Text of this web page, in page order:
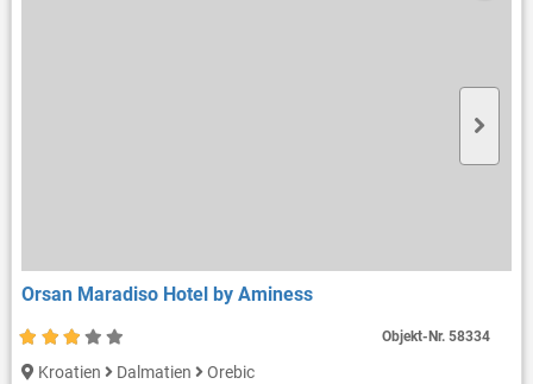
Orsan Maradiso Hotel by Aminess
Kroatien Dalmatien Orebic
Objekt-Nr.58334